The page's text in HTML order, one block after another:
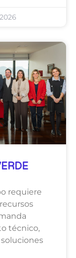
requiere
técnico,